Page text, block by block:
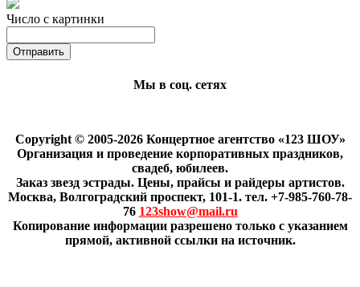
Число с картинки
Мы в соц. сетях
Copyright © 2005-2026 Концертное агентство «123 ШОУ»
Организация и проведение корпоративных праздников,
свадеб, юбилеев.
Заказ звезд эстрады. Цены, прайсы и райдеры артистов.
Москва, Волгоградский проспект, 101-1. тел. +7-985-760-78-
76 123show@mail.ru
Копирование информации разрешено только с указанием
прямой, активной ссылки на источник.